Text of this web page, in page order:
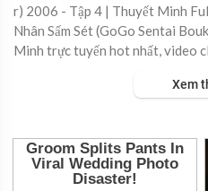
r) 2006 - Tập 4 | Thuyết Minh
Nhân Sấm Sét (GoGo Sentai
Minh trực tuyến hot nhất, video
Xem